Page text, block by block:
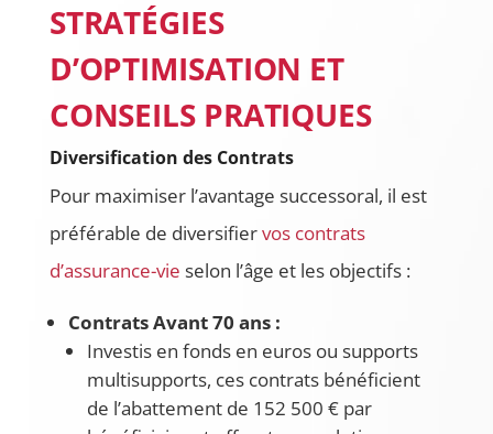
STRATÉGIES
D’OPTIMISATION ET
CONSEILS PRATIQUES
Diversification des Contrats
Pour maximiser l’avantage successoral, il est
préférable de diversifiervos contrats
d’assurance-vie selon l’âge et les objectifs :
Contrats Avant 70 ans :
Investis en fonds en euros ou supports
multisupports, ces contrats bénéficient
de l’abattement de 152 500 € par